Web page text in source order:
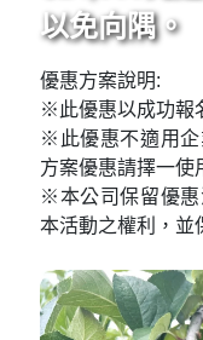
以免向隅。
優惠方案說明:
※此優惠以成功報
※此優惠不適用企
方案優惠請擇一使
※本公司保留優惠
本活動之權利，並